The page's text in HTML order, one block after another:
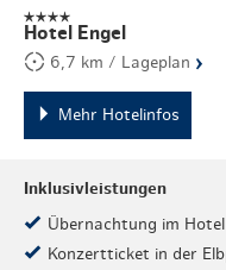
Hotel Engel
6,7 km / Lageplan ›
Mehr Hotelinfos
Inklusivleistungen
Übernachtung im
Konzertticket in der